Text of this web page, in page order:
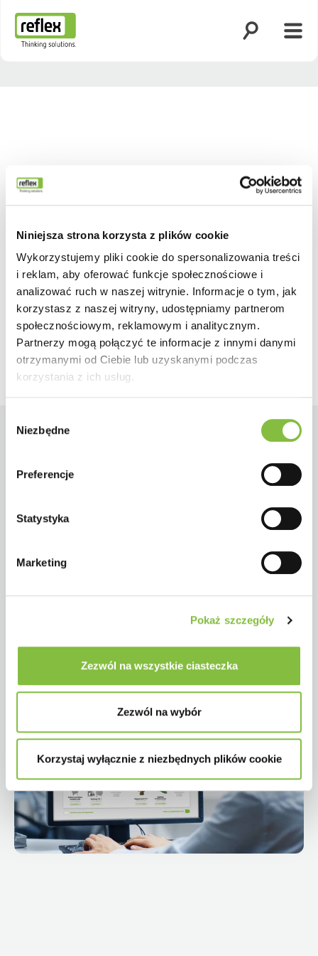
Niniejsza strona korzysta z plików cookie
Wykorzystujemy pliki cookie do spersonalizowania treści
i reklam, aby oferować funkcje społecznościowe i
analizować ruch w naszej witrynie. Informacje o tym, jak
korzystasz z naszej witryny, udostępniamy partnerom
społecznościowym, reklamowym i analitycznym.
Partnerzy mogą połączyć te informacje z innymi danymi
otrzymanymi od Ciebie lub uzyskanymi podczas
korzystania z ich usług.
zgody
Niezbędne
Preferencje
Statystyka
Marketing
Pokaż szczegóły
Zezwól na wszystkie ciasteczka
Zezwól na wybór
Korzystaj wyłącznie z niezbędnych plików cookie
Wstecz Dalej
Odtwórz wideo